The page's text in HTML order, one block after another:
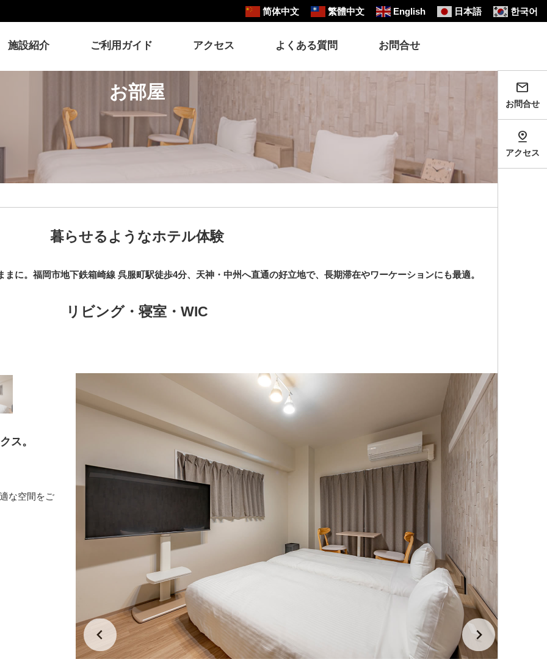
简体中文 繁體中文 English 日本語 한국어
施設紹介 ご利用ガイド アクセス よくある質問 お問合せ
お問合せ
アクセス
お部屋
暮らせるようなホテル体験
に。福岡市地下鉄箱崎線 呉服町駅徒歩4分、天神・中州へ直通の好立地で、長期滞在やワーケーションにも最適。
リビング・寝室・WIC
ス。
な空間をご